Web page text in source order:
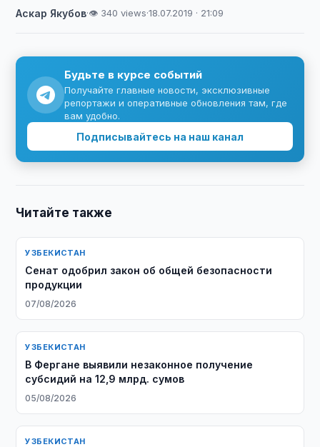
Аскар Якубов·👁 340 views·18.07.2019 · 21:09
Будьте в курсе событий
Получайте главные новости, эксклюзивные
репортажи и оперативные обновления там, где
вам удобно.
Подписывайтесь на наш канал
Читайте также
УЗБЕКИСТАН
Сенат одобрил закон об общей безопасности
продукции
07/08/2026
УЗБЕКИСТАН
В Фергане выявили незаконное получение
субсидий на 12,9 млрд. сумов
05/08/2026
УЗБЕКИСТАН